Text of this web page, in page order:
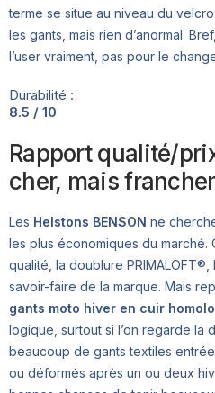
terme se situe au niveau du
les gants, mais rien d’anormal.
l’user vraiment, pas pour le
Durabilité :
8.5 / 10
Rapport qualité/
cher, mais
Les Helstons BENSON ne
les plus économiques du marché.
qualité, la doublure
savoir-faire de la marque. Mais
gants moto hiver en cuir
logique, surtout si l’on regarde la
beaucoup de gants textiles
ou déformés après un ou deux